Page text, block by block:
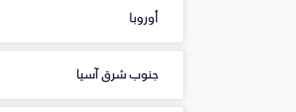
أوروبا
جنوب شرق آسيا